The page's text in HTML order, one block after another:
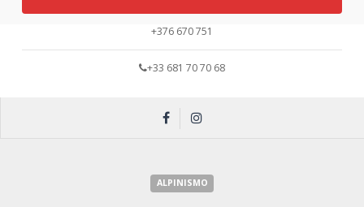
+376 670 751
+33 681 70 70 68
ALPINISMO